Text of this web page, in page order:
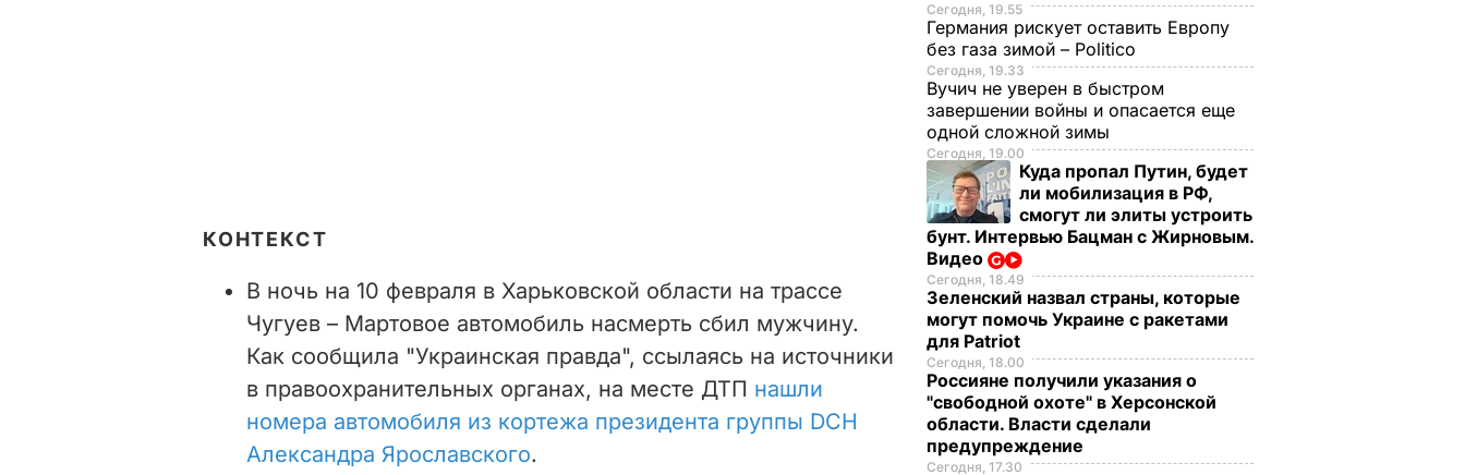
КОНТЕКСТ
В ночь на 10 февраля в Харьковской области на трассе
Чугуев – Мартовое автомобиль насмерть сбил мужчину.
Как сообщила "Украинская правда", ссылаясь на источники
в правоохранительных органах, на месте ДТП нашли
номера автомобиля из кортежа президента группы DCH
Александра Ярославского.
Сегодня, 19.55
Германия рискует оставить Европу
без газа зимой – Politico
Сегодня, 19.33
Вучич не уверен в быстром
завершении войны и опасается еще
одной сложной зимы
Сегодня, 19.00
Куда пропал Путин, будет
ли мобилизация в РФ,
смогут ли элиты устроить
бунт. Интервью Бацман с Жирновым.
Видео
Сегодня, 18.49
Зеленский назвал страны, которые
могут помочь Украине с ракетами
для Patriot
Сегодня, 18.00
Россияне получили указания о
"свободной охоте" в Херсонской
области. Власти сделали
предупреждение
Сегодня, 17.30